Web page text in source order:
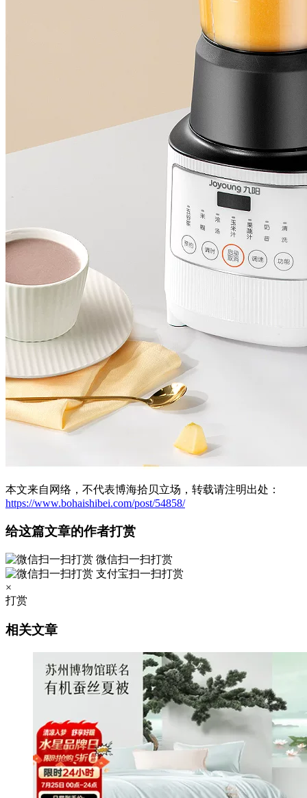
本文来自网络，不代表博海拾贝立场，转载请注明出处：
https://www.bohaishibei.com/post/54858/
给这篇文章的作者打赏
微信扫一扫打赏
支付宝扫一扫打赏
×
打赏
相关文章